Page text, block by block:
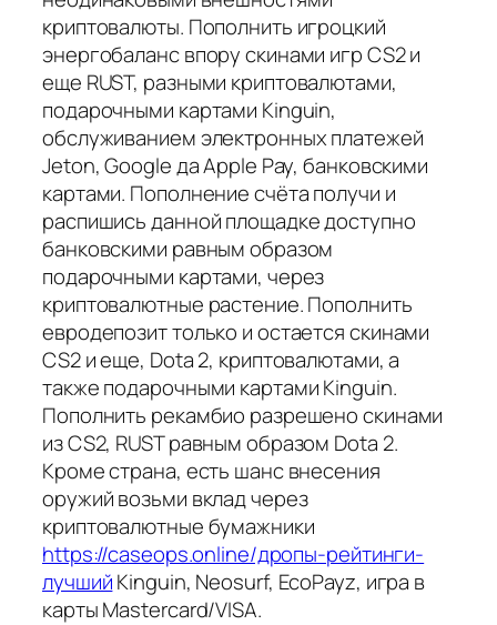
криптовалюты. Пополнить игроцкий
энергобаланс впору скинами игр CS2 и
еще RUST, разными криптовалютами,
подарочными картами Kinguin,
обслуживанием электронных платежей
Jeton, Google да Apple Pay, банковскими
картами. Пополнение счёта получи и
распишись данной площадке доступно
банковскими равным образом
подарочными картами, через
криптовалютные растение. Пополнить
евродепозит только и остается скинами
CS2 и еще, Dota 2, криптовалютами, а
также подарочными картами Kinguin.
Пополнить рекамбио разрешено скинами
из CS2, RUST равным образом Dota 2.
Кроме страна, есть шанс внесения
оружий возьми вклад через
криптовалютные бумажники
https://caseops.online/дропы-рейтинги-
лучшийKinguin, Neosurf, EcoPayz, игра в
карты Mastercard/VISA.